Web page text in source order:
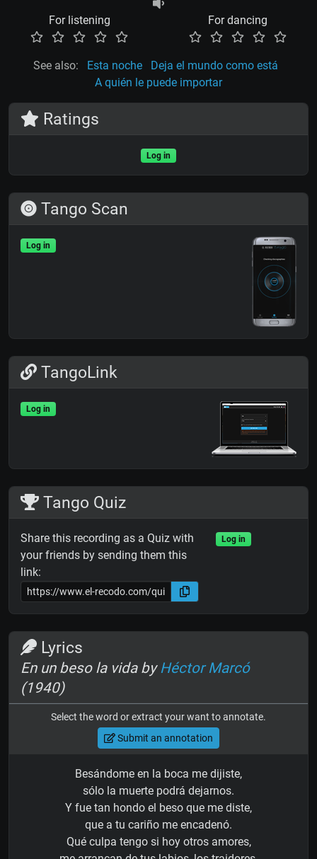
For listening For dancing
See also: Esta noche
Deja el mundo como está
A quién le puede importar
Ratings
Log in
Tango Scan
Log in
TangoLink
Log in
Tango Quiz
Share this recording as a Quiz with
your friends by sending them this
link:
Log in
Lyrics
En un beso la vida byHéctor Marcó
(1940)
Select the word or extract your want to annotate.
Submit an annotation
Besándome en la boca me dijiste,
sólo la muerte podrá dejarnos.
Y fue tan hondo el beso que me diste,
que a tu cariño me encadenó.
Qué culpa tengo si hoy otros amores,